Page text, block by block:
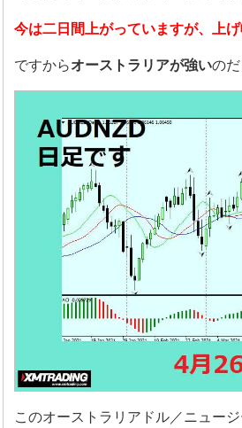
今は二日間上がっていますが、上げ
ですからオーストラリアが強いのだ
このオーストラリアドル／ニュー